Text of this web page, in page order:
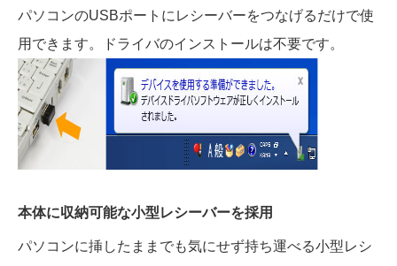
パソコンのUSBポートにレシーバーをつなげるだけで使
用できます。ドライバのインストールは不要です。
本体に収納可能な小型レシーバーを採用
パソコンに挿したままでも気にせず持ち運べる小型レシ